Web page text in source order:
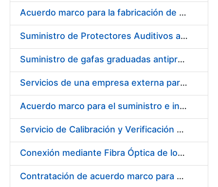
Acuerdo marco para la fabricación de piezas
Suministro de Protectores Auditivos a medida para las personas trabajadoras de los Centros de Trabajo de Madrid y Burgos
Suministro de gafas graduadas antiproyecciones para los trabajadores de la FNMT-RCM en los centros de trabajo de Madrid y Burgos
Servicios de una empresa externa para el asesoramiento y resolución de los recursos de alzada que se presentan relacionados con procesos de selección para la FNMT-RCM
Acuerdo marco para el suministro e instalación de persianas, estores y otros complementos
Servicio de Calibración y Verificación Externa de los Equipos de Medición del Servicio de Prevención de la FNMT-RCM
Conexión mediante Fibra Óptica de los Centros de Proceso de Datos (CPDs) de las sedes de la FNMT-RCM de Burgos y Madrid
Contratación de acuerdo marco para el Suministro de Material de Electricidad para la Fábrica Nacional de Moneda y Timbre-Real Casa de la Moneda en su centro de trabajo de Burgos